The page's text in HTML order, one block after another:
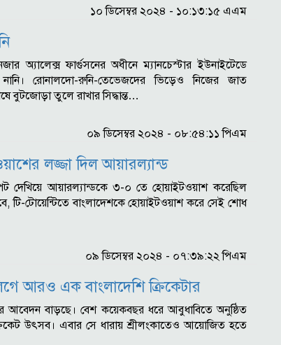
১০ ডিসেম্বর ২০২৪ - ১০:১৩:১৫ এএম
অ্যালেক্স ফার্গুসনের অধীনে ম্যানচেস্টার ইউনাইটেডে
রোনালদো-রুনি-তেভেজদের ভিড়েও নিজের জাত
বুটজোড়া তুলে রাখার সিদ্ধান্ত…
০৯ ডিসেম্বর ২০২৪ - ০৮:৫৪:১১ পিএম
লজ্জা দিল আয়ারল্যান্ড
দেখিয়ে আয়ারল্যান্ডকে ৩-০ তে হোয়াইটওয়াশ করেছিল
টি-টোয়েন্টিতে বাংলাদেশকে হোয়াইটওয়াশ করে সেই শোধ
০৯ ডিসেম্বর ২০২৪ - ০৭:৩৯:২২ পিএম
আরও এক বাংলাদেশি ক্রিকেটার
আবেদন বাড়ছে। বেশ কয়েকবছর ধরে আবুধাবিতে অনুষ্ঠিত
উৎসব। এবার সে ধারায় শ্রীলংকাতেও আয়োজিত হতে